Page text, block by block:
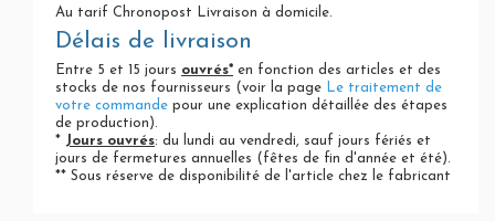
Au tarif Chronopost Livraison à domicile.
Délais de livraison
Entre 5 et 15 jours ouvrés* en fonction des articles et des
stocks de nos fournisseurs (voir la page Le traitement de
votre commande pour une explication détaillée des étapes
de production).
* Jours ouvrés: du lundi au vendredi, sauf jours fériés et
jours de fermetures annuelles (fêtes de fin d'année et été).
** Sous réserve de disponibilité de l'article chez le fabricant